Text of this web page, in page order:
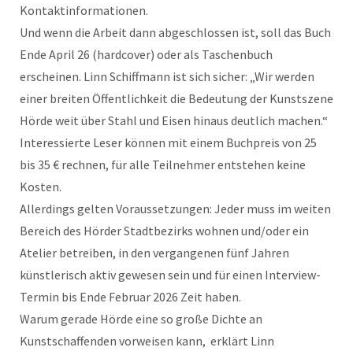
Kontaktinformationen.
Und wenn die Arbeit dann abgeschlossen ist, soll das Buch
Ende April 26 (hardcover) oder als Taschenbuch
erscheinen. Linn Schiffmann ist sich sicher: „Wir werden
einer breiten Öffentlichkeit die Bedeutung der Kunstszene
Hörde weit über Stahl und Eisen hinaus deutlich machen.“
Interessierte Leser können mit einem Buchpreis von 25
bis 35 € rechnen, für alle Teilnehmer entstehen keine
Kosten.
Allerdings gelten Voraussetzungen: Jeder muss im weiten
Bereich des Hörder Stadtbezirks wohnen und/oder ein
Atelier betreiben, in den vergangenen fünf Jahren
künstlerisch aktiv gewesen sein und für einen Interview-
Termin bis Ende Februar 2026 Zeit haben.
Warum gerade Hörde eine so große Dichte an
Kunstschaffenden vorweisen kann, erklärt Linn